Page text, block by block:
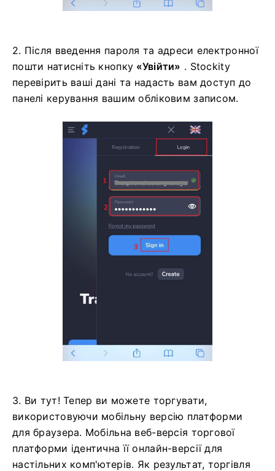
2. Після введення пароля та адреси електронної
пошти натисніть кнопку «Увійти» . Stockity
перевірить ваші дані та надасть вам доступ до
панелі керування вашим обліковим записом.
3. Ви тут! Тепер ви можете торгувати,
використовуючи мобільну версію платформи
для браузера. Мобільна веб-версія торгової
платформи ідентична її онлайн-версії для
настільних комп'ютерів. Як результат, торгівля